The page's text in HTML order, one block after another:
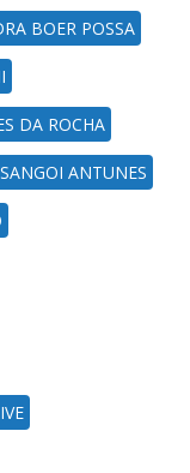
BOER POSSA
DA ROCHA
ANTUNES